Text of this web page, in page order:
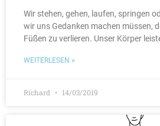
Wir stehen, gehen, laufen, springen
wir uns Gedanken machen müssen,
Füßen zu verlieren. Unser Körper
WEITERLESEN »
Richard 14/03/2019